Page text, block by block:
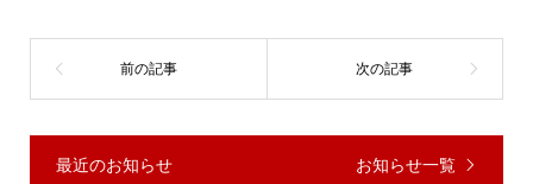
最近のお知らせ お知らせ一覧